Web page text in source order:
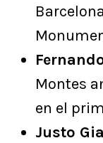
Montes
en el
Justo